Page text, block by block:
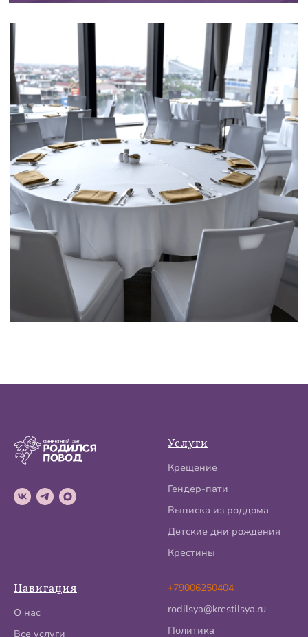
Услуги
Крещение
Гендер-пати
Выписка из роддома
Детские дни рождения
Крестины
Навигация
О нас
Все услуги
+79006250404
rodilsya@krestilsya.ru
Политика